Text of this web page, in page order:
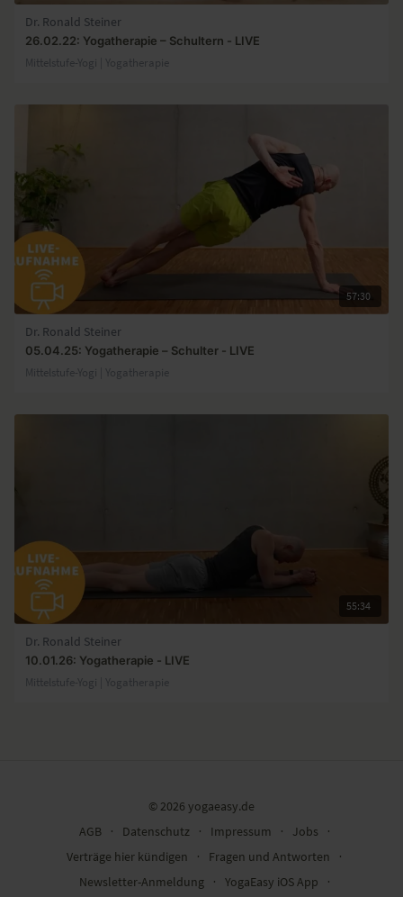
Dr. Ronald Steiner
26.02.22: Yogatherapie – Schultern - LIVE
Mittelstufe-Yogi | Yogatherapie
57:30
Dr. Ronald Steiner
05.04.25: Yogatherapie – Schulter - LIVE
Mittelstufe-Yogi | Yogatherapie
55:34
Dr. Ronald Steiner
10.01.26: Yogatherapie - LIVE
Mittelstufe-Yogi | Yogatherapie
© 2026 yogaeasy.de
AGB
∙ Datenschutz ∙ Impressum ∙ Jobs
∙
Verträge hier kündigen
∙ Fragen und Antworten
∙
Newsletter-Anmeldung
∙ YogaEasy iOS App ∙